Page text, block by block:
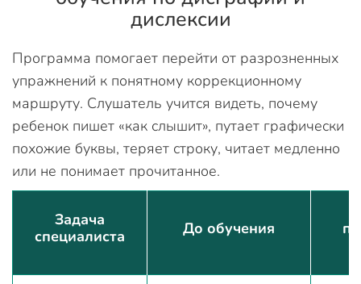
дислексии
Программа помогает перейти от разрозненных
упражнений к понятному коррекционному
маршруту. Слушатель учится видеть, почему
ребенок пишет «как слышит», путает графически
похожие буквы, теряет строку, читает медленно
или не понимает прочитанное.
Задача
специалиста
До обучения